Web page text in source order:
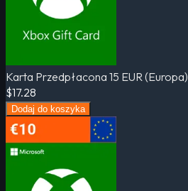
Karta Przedpłacona 15 EUR (Europa)
$17.28
Dodaj do koszyka